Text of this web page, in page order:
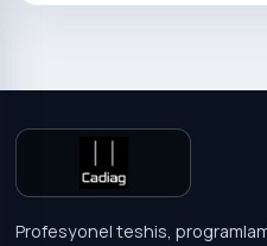
Profesyonel teshis,